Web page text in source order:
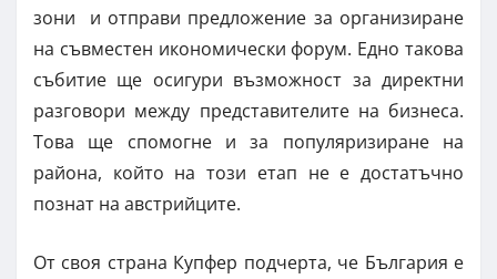
зони и отправи предложение за организиране
на съвместен икономически форум. Едно такова
събитие ще осигури възможност за директни
разговори между представителите на бизнеса.
Това ще спомогне и за популяризиране на
района, който на този етап не е достатъчно
познат на австрийците.
От своя страна Купфер подчерта, че България е